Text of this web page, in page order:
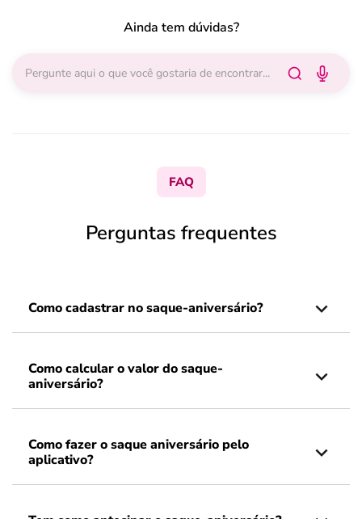
Ainda tem dúvidas?
FAQ
Perguntas frequentes
Como cadastrar no saque-aniversário?
Como calcular o valor do saque-
aniversário?
Como fazer o saque aniversário pelo
aplicativo?